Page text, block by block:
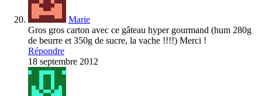
Marie
Gros gros carton avec ce gâteau hyper gourmand (hum 280g
de beurre et 350g de sucre, la vache !!!!) Merci !
Répondre
18 septembre 2012